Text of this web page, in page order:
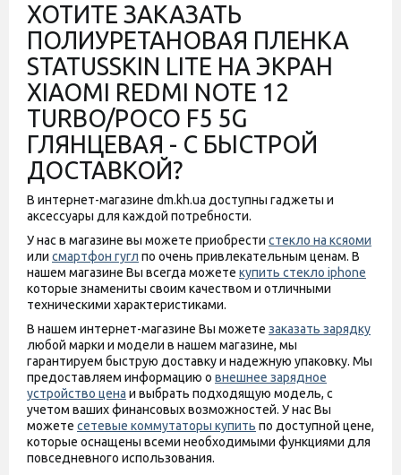
ХОТИТЕ ЗАКАЗАТЬ
ПОЛИУРЕТАНОВАЯ ПЛЕНКА
STATUSSKIN LITE НА ЭКРАН
XIAOMI REDMI NOTE 12
TURBO/POCO F5 5G
ГЛЯНЦЕВАЯ - С БЫСТРОЙ
ДОСТАВКОЙ?
В интернет-магазине dm.kh.ua доступны гаджеты и
аксессуары для каждой потребности.
У нас в магазине вы можете приобрести стекло на ксяоми
или смартфон гугл по очень привлекательным ценам. В
нашем магазине Вы всегда можете купить стекло iphone
которые знамениты своим качеством и отличными
техническими характеристиками.
В нашем интернет-магазине Вы можете заказать зарядку
любой марки и модели в нашем магазине, мы
гарантируем быструю доставку и надежную упаковку. Мы
предоставляем информацию о внешнее зарядное
устройство цена и выбрать подходящую модель, с
учетом ваших финансовых возможностей. У нас Вы
можете сетевые коммутаторы купить по доступной цене,
которые оснащены всеми необходимыми функциями для
повседневного использования.